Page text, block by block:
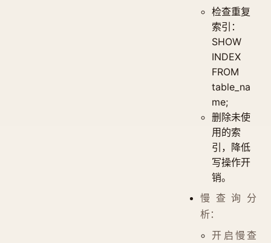
检查重复
索引：
SHOW
INDEX
FROM
table_na
me;
删除未使
用的索
引，降低
写操作开
销。
慢查询分
析：
开启慢查